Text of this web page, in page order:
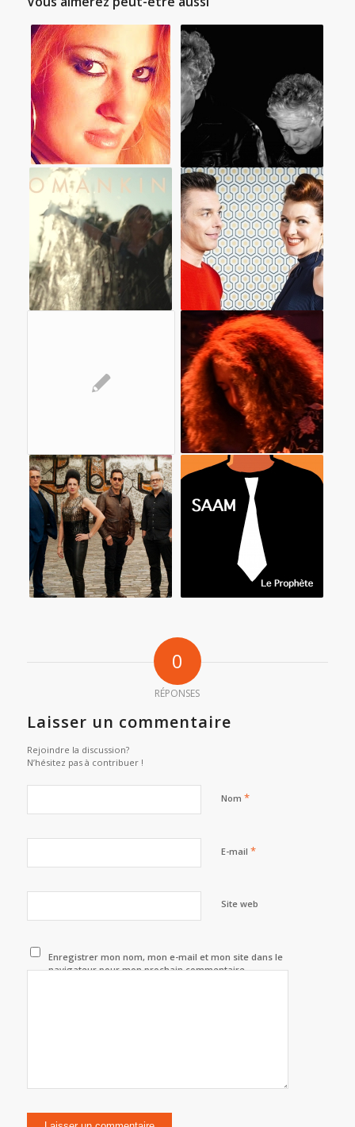
0
RÉPONSES
Laisser un commentaire
Rejoindre la discussion?
N’hésitez pas à contribuer !
Nom *
E-mail *
Site web
Enregistrer mon nom, mon e-mail et mon site dans le
navigateur pour mon prochain commentaire.